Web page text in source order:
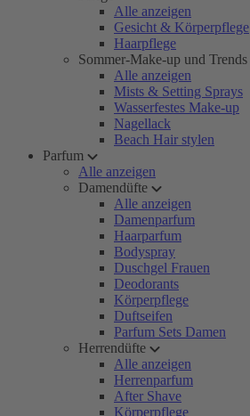
Alle anzeigen
Gesicht & Körperpflege
Haarpflege
Sommer-Make-up und Trends
Alle anzeigen
Mists & Setting Sprays
Wasserfestes Make-up
Nagellack
Beach Hair stylen
Parfum
Alle anzeigen
Damendüfte
Alle anzeigen
Damenparfum
Haarparfum
Bodyspray
Duschgel Frauen
Deodorants
Körperpflege
Duftseifen
Parfum Sets Damen
Herrendüfte
Alle anzeigen
Herrenparfum
After Shave
Körperpflege